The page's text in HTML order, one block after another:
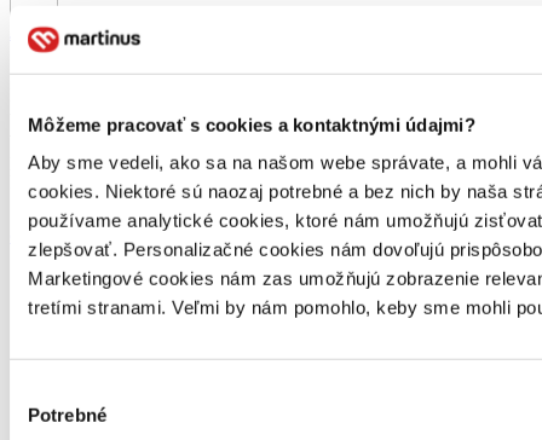
Môžeme pracovať s cookies a kontaktnými údajmi?
Aby sme vedeli, ako sa na našom webe správate, a mohli
cookies. Niektoré sú naozaj potrebné a bez nich by naša
používame analytické cookies, ktoré nám umožňujú
zlepšovať. Personalizačné cookies nám dovoľujú
Marketingové cookies nám zas umožňujú zobrazenie
tretími stranami. Veľmi by nám pomohlo, keby sme mohli
súhlasu
Potrebné
Jakub Šuták
18. marca 2026
takmer na konci? Že stránky miznú jedna za druhou, príbeh vás
vtiahne a vy sa pristihnete, že „ešte jednu kapitolu“ sa zmenilo na
polovicu knihy? Presne o takých knihách je naša kolekcia Knihy,
ktoré sa čítajú samy. Sú to príbehy, ktoré […]
celý článok
Zaujímajú ťa novinky z knižného sveta?